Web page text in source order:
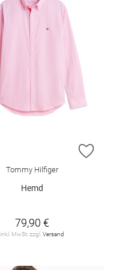
ZUR
Tommy Hilfiger
Hemd
79,90 €
inkl. MwSt. zzgl.Versand